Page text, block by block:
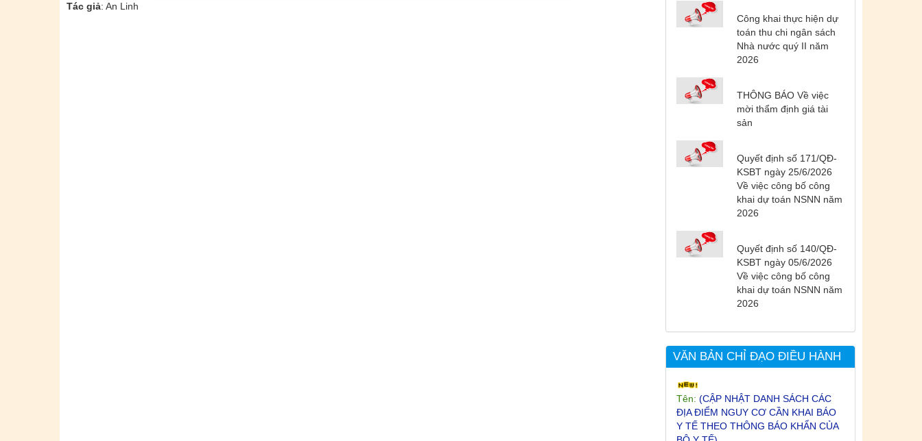
Tác giả: An Linh
Công khai thực hiện dự
toán thu chi ngân sách
Nhà nước quý II năm
2026
THÔNG BÁO Về việc
mời thẩm định giá tài
sản
Quyết định số 171/QĐ-
KSBT ngày 25/6/2026
Về việc công bố công
khai dự toán NSNN năm
2026
Quyết định số 140/QĐ-
KSBT ngày 05/6/2026
Về việc công bố công
khai dự toán NSNN năm
2026
VĂN BẢN CHỈ ĐẠO ĐIỀU HÀNH
Tên:(DANH SÁCH CÁC ĐỊA
PHƯƠNG ĐANG THỰC HIỆN CÁCH
LY XÃ HỘI VÀ GIÃN CÁCH XÃ HỘI
TÍNH ĐẾN 17H NGÀY 25/7/2021)
lực: (26/07/2021)
(CẬP NHẬT DANH SÁCH CÁC
ĐỊA ĐIỂM NGUY CƠ CẦN KHAI BÁO
Y TẾ THEO THÔNG BÁO KHẨN CỦA
ĐỊA ĐIỂM NGUY CƠ CẦN KHAI BÁO
Y TẾ THEO THÔNG BÁO KHẨN CỦA
BỘ Y TẾ)
Ngày ban hành: (15/07/2021)